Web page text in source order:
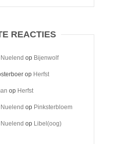
REACTIES
op Bijenwolf
op Herfst
op Herfst
op Pinksterbloem
op Libel(oog)